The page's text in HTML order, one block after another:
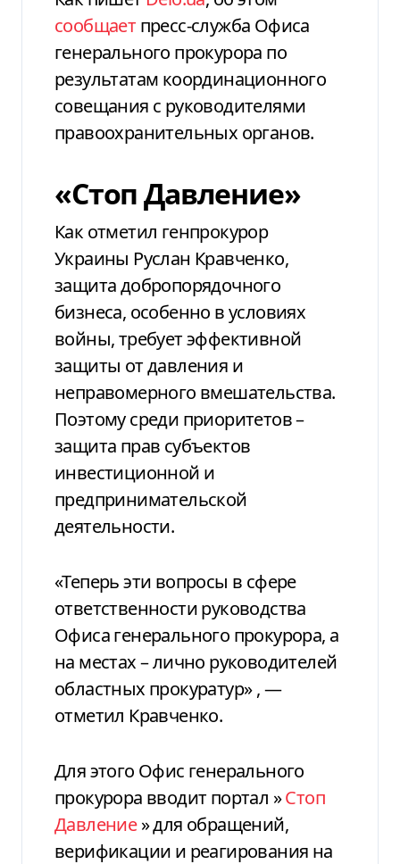
сообщает пресс-служба Офиса
генерального прокурора по
результатам координационного
совещания с руководителями
правоохранительных органов.
«Стоп Давление»
Как отметил генпрокурор
Украины Руслан Кравченко,
защита добропорядочного
бизнеса, особенно в условиях
войны, требует эффективной
защиты от давления и
неправомерного вмешательства.
Поэтому среди приоритетов –
защита прав субъектов
инвестиционной и
предпринимательской
деятельности.
«Теперь эти вопросы в сфере
ответственности руководства
Офиса генерального прокурора, а
на местах – лично руководителей
областных прокуратур», —
отметил Кравченко.
Для этого Офис генерального
прокурора вводит портал »Стоп
Давление» для обращений,
верификации и реагирования на